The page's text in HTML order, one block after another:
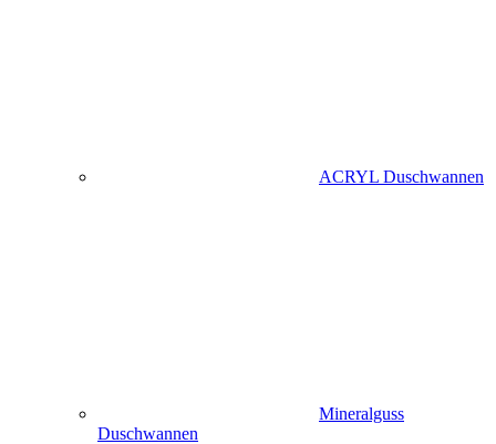
ACRYL Duschwannen
Mineralguss
Duschwannen